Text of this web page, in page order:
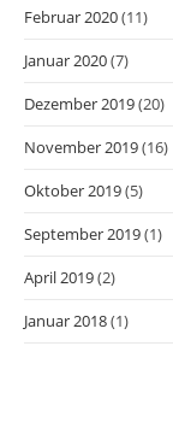
Februar 2020(11)
Januar 2020(7)
Dezember 2019(20)
November 2019(16)
Oktober 2019(5)
September 2019(1)
April 2019(2)
Januar 2018(1)